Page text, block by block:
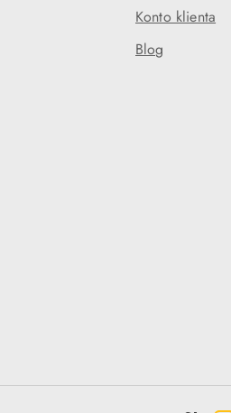
Konto klienta
Blog